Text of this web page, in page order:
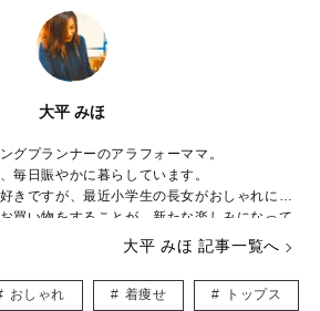
大平 みほ
グプランナーのアラフォーママ。
毎日賑やかに暮らしています。
きですが、最近小学生の長女がおしゃれに目
買い物をすることが、新たな楽しみになって
しんでいます。
りすぎて、毎日時間が足りないのがちょっと
大平 みほ 記事一覧へ
おしゃれ 着痩せ トップス